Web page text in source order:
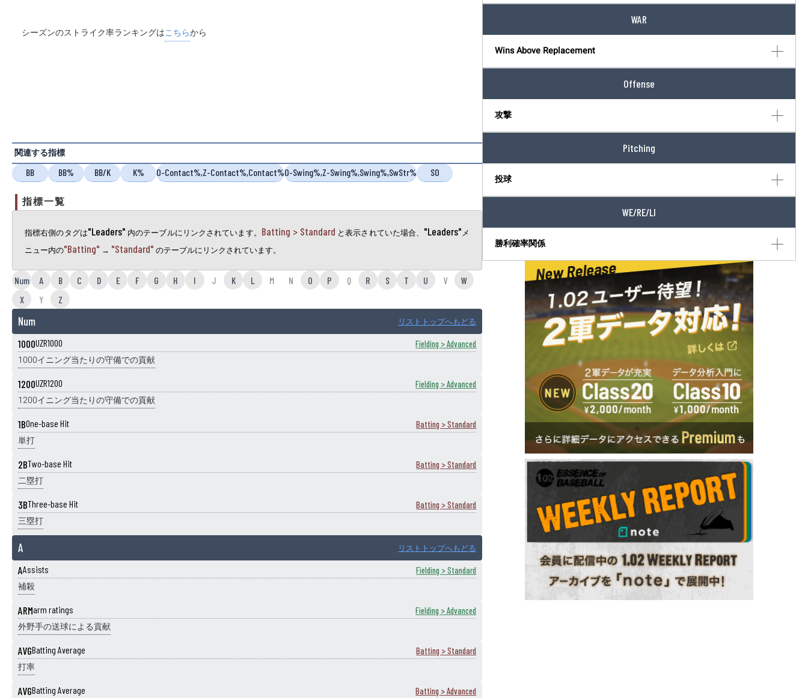
WAR
Wins Above Replacement
Offense
攻撃
Pitching
投球
WE/RE/LI
勝利確率関係
シーズンのストライク率ランキングはこちらから
関連する指標
BB BB% BB/K K% O-Contact%,Z-Contact%,Contact%O-Swing%,Z-Swing%,Swing%,SwStr% SO
指標一覧
指標右側のタグは"Leaders" 内のテーブルにリンクされています。 Batting > Standard と表示されていた場合、 "Leaders"メ
ニュー内の"Batting" → "Standard" のテーブルにリンクされています。
Num A B C D E F G H I J K L M N O P Q R S T U V
W
X
Y Z
Num リストトップへもどる
1000UZR1000 Fielding > Advanced
1000イニング当たりの守備での貢献
1200UZR1200 Fielding > Advanced
1200イニング当たりの守備での貢献
1BOne-base Hit Batting > Standard
単打
2BTwo-base Hit Batting > Standard
二塁打
3BThree-base Hit Batting > Standard
三塁打
A リストトップへもどる
AAssists Fielding > Standard
補殺
ARMarm ratings Fielding > Advanced
外野手の送球による貢献
AVGBatting Average Batting > Standard
打率
AVGBatting Average Batting > Advanced